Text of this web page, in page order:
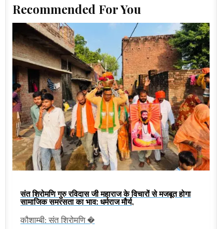
Recommended For You
संत शिरोमणि गुरु रविदास जी महाराज के विचारों से मजबूत होगा
सामाजिक समरसता का भाव: धर्मराज मौर्य,
कौशाम्बी: संत शिरोमणि �